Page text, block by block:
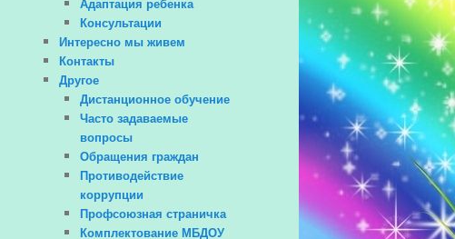
Консультации
Интересно мы живем
Контакты
Другое
Дистанционное обучение
Часто задаваемые
вопросы
Обращения граждан
Противодействие
коррупции
Профсоюзная страничка
Комплектование МБДОУ